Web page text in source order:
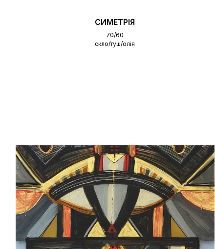
СИМЕТРІЯ
70/60
скло/туш/олія